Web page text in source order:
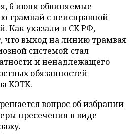
6 июня обвиняемые
трамвай с неисправной
Как указали в СК РФ,
что выход на линию трамвая
системой стал
и ненадлежащего
обязанностей
КЭТК.
вопрос об избрании
пресечения в виде